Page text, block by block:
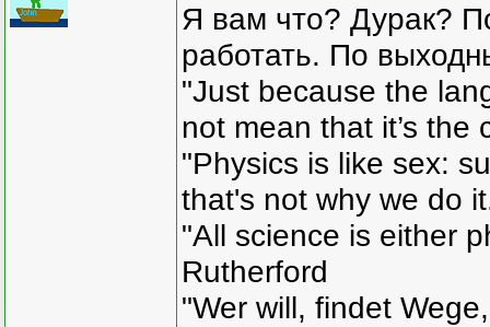
Я вам что? Дурак?
работать. По
"Just because the
not mean that it’s the
"Physics is like sex:
that's not why we do
"All science is either
Rutherford
"Wer will, findet